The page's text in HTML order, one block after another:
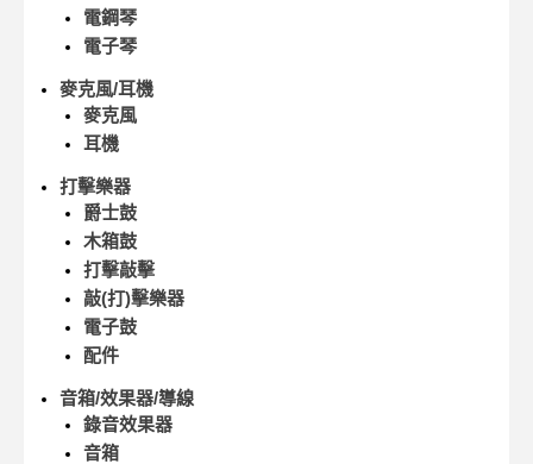
電鋼琴
電子琴
麥克風/耳機
麥克風
耳機
打擊樂器
爵士鼓
木箱鼓
打擊敲擊
敲(打)擊樂器
電子鼓
配件
音箱/效果器/導線
錄音效果器
音箱